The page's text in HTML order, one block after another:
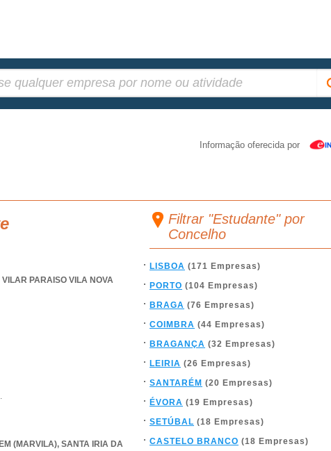
Informação oferecida por
PARAISO VILA NOVA
(MARVILA), SANTA IRIA DA
Filtrar "Estudante" por
Concelho
LISBOA (171 Empresas)
PORTO (104 Empresas)
BRAGA (76 Empresas)
COIMBRA (44 Empresas)
BRAGANÇA (32 Empresas)
LEIRIA (26 Empresas)
SANTARÉM (20 Empresas)
ÉVORA (19 Empresas)
SETÚBAL (18 Empresas)
CASTELO BRANCO (18 Empresas)